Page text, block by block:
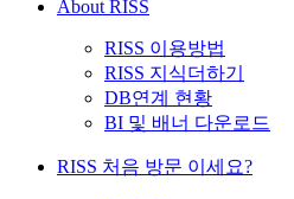
About RISS
RISS 이용방법
RISS 지식더하기
DB연계 현황
BI 및 배너 다운로드
RISS 처음 방문 이세요?